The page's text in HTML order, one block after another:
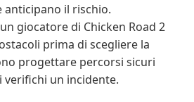
il rischio.
giocatore di Chicken Road 2
prima di scegliere la
progettare percorsi sicuri
verifichi un incidente.